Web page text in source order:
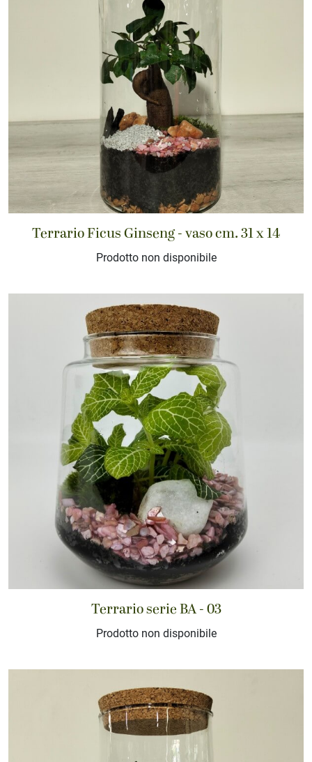
Terrario Ficus Ginseng - vaso cm. 31 x 14
Prodotto non disponibile
Terrario serie BA - 03
Prodotto non disponibile